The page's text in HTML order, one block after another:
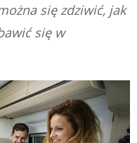
się zdziwić, jak
się w